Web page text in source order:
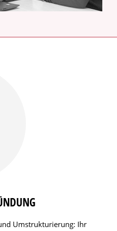
Umstrukturierung: Ihr